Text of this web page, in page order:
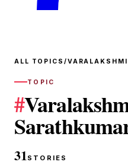
ALL TOPICS /
TOPIC
#
31STORIES